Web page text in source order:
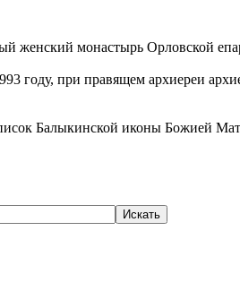
женский монастырь Орловской
году, при правящем архиереи
Балыкинской иконы Божией